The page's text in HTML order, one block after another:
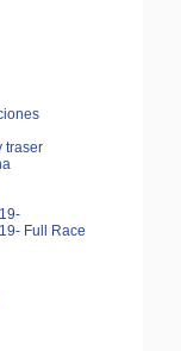
traser
Full Race